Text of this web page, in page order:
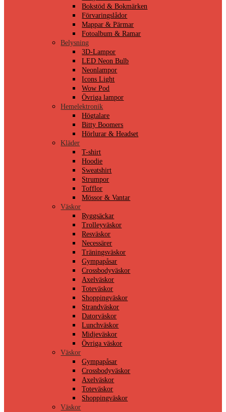
Bokstöd & Bokmärken
Förvaringslådor
Mappar & Pärmar
Fotoalbum & Ramar
Belysning
3D-Lampor
LED Neon Bulb
Neonlampor
Icons Light
Wow Pod
Övriga lampor
Hemelektronik
Högtalare
Bitty Boomers
Hörlurar & Headset
Kläder
T-shirt
Hoodie
Sweatshirt
Strumpor
Tofflor
Mössor & Vantar
Väskor
Ryggsäckar
Trolleyväskor
Resväskor
Necessärer
Träningsväskor
Gympapåsar
Crossbodyväskor
Axelväskor
Toteväskor
Shoppingväskor
Strandväskor
Datorväskor
Lunchväskor
Midjeväskor
Övriga väskor
Väskor
Gympapåsar
Crossbodyväskor
Axelväskor
Toteväskor
Shoppingväskor
Väskor